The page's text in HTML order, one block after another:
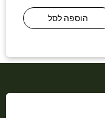
הוספה לסל